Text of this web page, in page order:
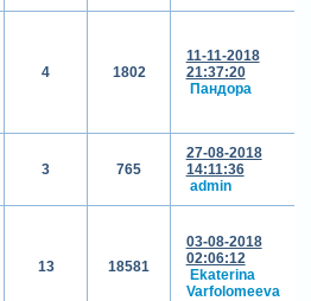
4 1802
11-11-2018
21:37:20
Пандора
3 765
27-08-2018
14:11:36
admin
13 18581
03-08-2018
02:06:12
Ekaterina
Varfolomeeva